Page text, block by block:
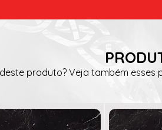
produto? Veja também